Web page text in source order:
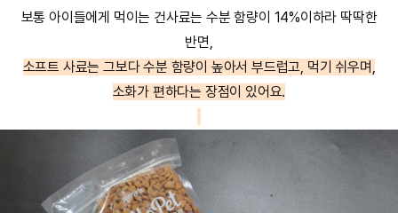
보통 아이들에게 먹이는 건사료는 수분 함량이 14%이하라 딱딱한
반면,
소프트 사료는 그보다 수분 함량이 높아서 부드럽고, 먹기 쉬우며,
소화가 편하다는 장점이 있어요.